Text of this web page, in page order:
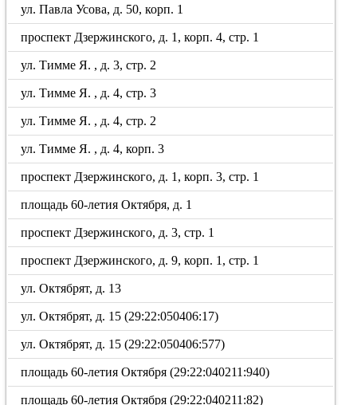
ул. Павла Усова, д. 50, корп. 1
проспект Дзержинского, д. 1, корп. 4, стр. 1
ул. Тимме Я. , д. 3, стр. 2
ул. Тимме Я. , д. 4, стр. 3
ул. Тимме Я. , д. 4, стр. 2
ул. Тимме Я. , д. 4, корп. 3
проспект Дзержинского, д. 1, корп. 3, стр. 1
площадь 60-летия Октября, д. 1
проспект Дзержинского, д. 3, стр. 1
проспект Дзержинского, д. 9, корп. 1, стр. 1
ул. Октябрят, д. 13
ул. Октябрят, д. 15 (29:22:050406:17)
ул. Октябрят, д. 15 (29:22:050406:577)
площадь 60-летия Октября (29:22:040211:940)
площадь 60-летия Октября (29:22:040211:82)